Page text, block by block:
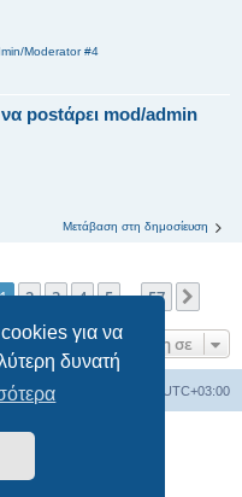
cookies για να
δυνατή
Moderator #4
postάρει mod/admin
Μετάβαση στη δημοσίευση
1από57
1 2 3 4 5 … 57
Μετάβαση σε
Όλοι οι χρόνοι είναι UTC+03:00
© phpBB Limited
phpbbgr.com